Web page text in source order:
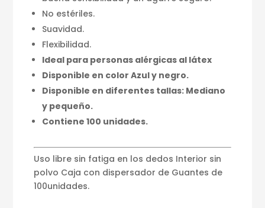
No estériles.
Suavidad.
Flexibilidad.
Ideal para personas alérgicas al látex
Disponible en color Azul y negro.
Disponible en diferentes tallas: Mediano
y pequeño.
Contiene 100 unidades.
Uso libre sin fatiga en los dedos Interior sin
polvo Caja con dispersador de Guantes de
100unidades.